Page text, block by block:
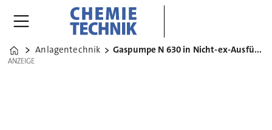
Home
Anlagentechnik Gaspumpe N 630 in Nicht-ex-Ausführung
ANZEIGE
ANZEIGE